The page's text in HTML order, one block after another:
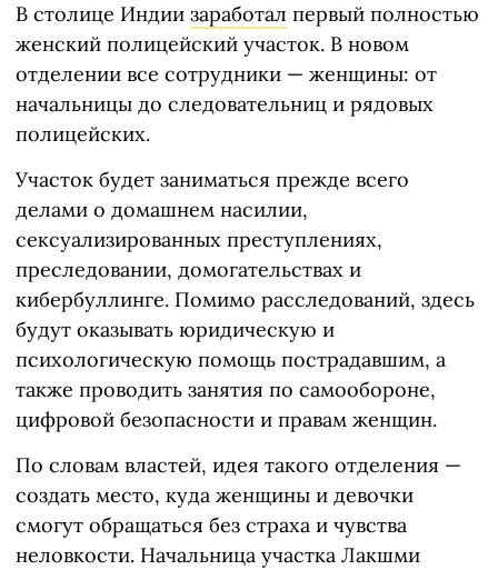
В столице Индии заработал первый полностью
женский полицейский участок. В новом
отделении все сотрудники — женщины: от
начальницы до следовательниц и рядовых
полицейских.
Участок будет заниматься прежде всего
делами о домашнем насилии,
сексуализированных преступлениях,
преследовании, домогательствах и
кибербуллинге. Помимо расследований, здесь
будут оказывать юридическую и
психологическую помощь пострадавшим, а
также проводить занятия по самообороне,
цифровой безопасности и правам женщин.
По словам властей, идея такого отделения —
создать место, куда женщины и девочки
смогут обращаться без страха и чувства
неловкости. Начальница участка Лакшми